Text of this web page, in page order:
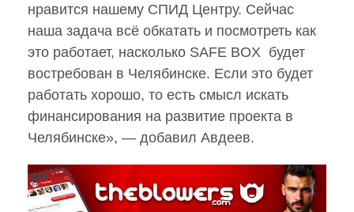
нравится нашему СПИД Центру. Сейчас
наша задача всё обкатать и посмотреть как
это работает, насколько SAFE BOX будет
востребован в Челябинске. Если это будет
работать хорошо, то есть смысл искать
финансирования на развитие проекта в
Челябинске», — добавил Авдеев.